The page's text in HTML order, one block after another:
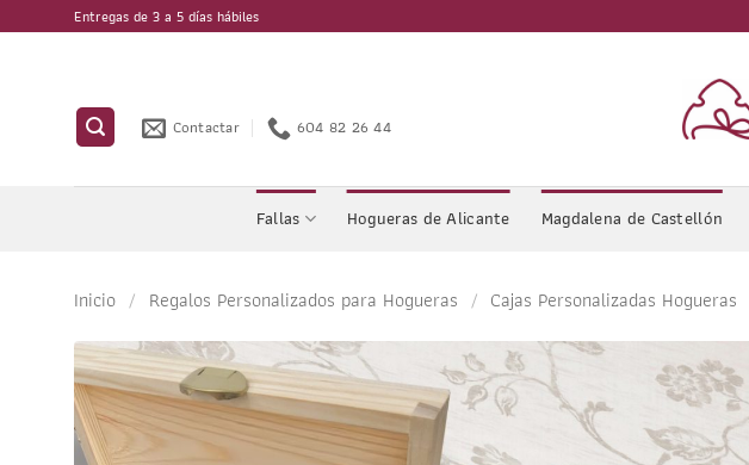
al
Entregas de 3 a 5 días hábiles
Contactar 604 82 26 44
Fallas Hogueras de Alicante Magdalena de Castellón
Inicio / Regalos Personalizados para Hogueras / Cajas Personalizadas Hogueras